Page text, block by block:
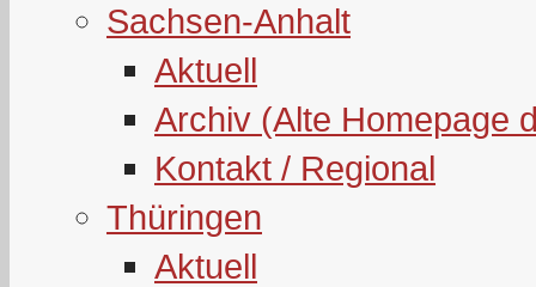
Sachsen-Anhalt
Aktuell
Archiv (Alte Homepage
Kontakt / Regional
Thüringen
Aktuell